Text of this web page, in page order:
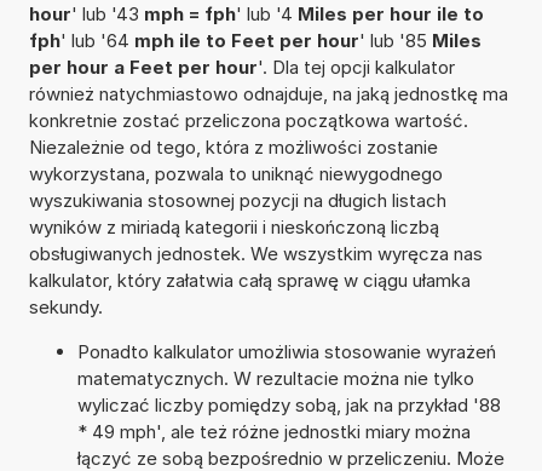
hour' lub '43 mph = fph' lub '4 Miles per hour ile to
fph' lub '64 mph ile to Feet per hour' lub '85 Miles
per hour a Feet per hour'. Dla tej opcji kalkulator
również natychmiastowo odnajduje, na jaką jednostkę ma
konkretnie zostać przeliczona początkowa wartość.
Niezależnie od tego, która z możliwości zostanie
wykorzystana, pozwala to uniknąć niewygodnego
wyszukiwania stosownej pozycji na długich listach
wyników z miriadą kategorii i nieskończoną liczbą
obsługiwanych jednostek. We wszystkim wyręcza nas
kalkulator, który załatwia całą sprawę w ciągu ułamka
sekundy.
Ponadto kalkulator umożliwia stosowanie wyrażeń
matematycznych. W rezultacie można nie tylko
wyliczać liczby pomiędzy sobą, jak na przykład '88
* 49 mph', ale też różne jednostki miary można
łączyć ze sobą bezpośrednio w przeliczeniu. Może